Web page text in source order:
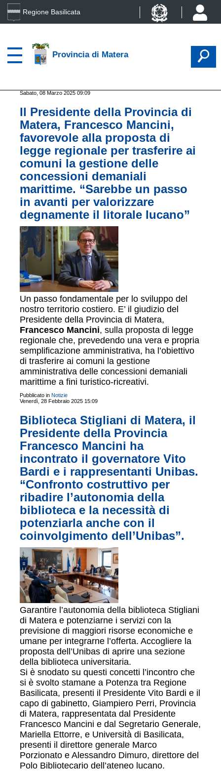
Regione Basilicata
Provincia di Matera
Sabato, 08 Marzo 2025 09:09
Il Presidente della Provincia di
Matera, Francesco Mancini,
favorevole alla proposta di
legge regionale per trasferire ai
comuni la gestione delle
concessioni demaniali
marittime. “Sarebbe un passo
in avanti per valorizzare
degnamente il litorale lucano”
Un passo fondamentale per lo sviluppo del
nostro territorio costiero. E’ il giudizio del
Presidente della Provincia di Matera,
Francesco Mancini, sulla proposta di legge
regionale che, prevedendo una vera e propria
semplificazione amministrativa, ha l’obiettivo
di trasferire ai comuni la gestione
amministrativa delle concessioni demaniali
marittime a fini turistico-ricreativi.
Pubblicato in Notizie
Venerdì, 28 Febbraio 2025 15:09
Biblioteca Stigliani di Matera, il
Presidente della Provincia
Francesco Mancini ha
incontrato il governatore Vito
Bardi e i rappresentanti Unibas.
“Confronto costruttivo per
ribadire l’autonomia della
biblioteca e la necessità di
potenziarla anche con il
coinvolgimento dell’Unibas”.
Garantire l’autonomia della biblioteca Stigliani
di Matera e potenziarne i servizi con la
previsione di maggiori risorse economiche e
umane per integrarne l’offerta. Accogliere la
proposta dell’Unibas di aprire una sezione
della biblioteca universitaria.
Si è snodato su questi concetti l’incontro che
si è svolto stamane a Potenza tra Regione
Basilicata, presenti il Presidente Vito Bardi e il
capo di gabinetto, Giampiero Perri, Provincia
di Matera, rappresentata dal Presidente
Francesco Mancini e dal Segretario Generale,
Mariella Ettorre, e Università di Basilicata,
presenti il direttore generale Marco
Porzionato e Alessandro Dimuro, direttore del
Polo Bibliotecario dell’ateneo lucano.